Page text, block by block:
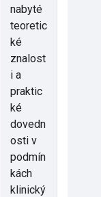
nabyté
teoretic
ké
znalost
i a
praktic
ké
dovedn
osti v
podmín
kách
klinický